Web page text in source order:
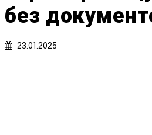
без
23.01.2025